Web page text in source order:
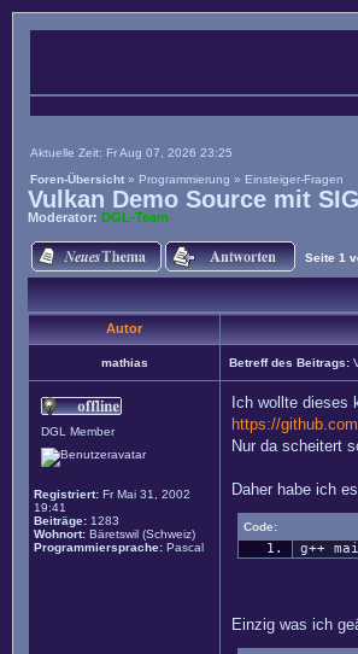
Aktuelle Zeit: Fr Aug 07, 2026 23:25
Foren-Übersicht » Programmierung » Einsteiger-Fragen
Vulkan Demo Source mit
Moderator: DGL-Team
Seite 1
Autor
mathias Betreff des Beitrags:
DGL Member
Registriert: Fr Mai 31, 2002
19:41
Beiträge: 1283
Wohnort: Bäretswil (Schweiz)
Programmiersprache: Pascal
Ich wollte dieses
https://
Nur da scheitert
Daher habe ich
Code:
g++
Einzig was ich